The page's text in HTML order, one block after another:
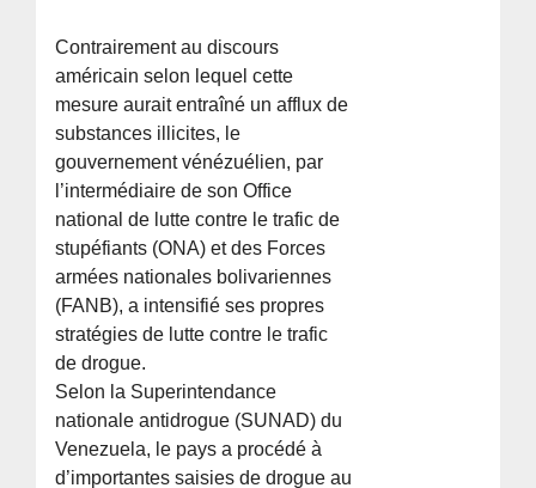
Contrairement au discours
américain selon lequel cette
mesure aurait entraîné un afflux de
substances illicites, le
gouvernement vénézuélien, par
l’intermédiaire de son Office
national de lutte contre le trafic de
stupéfiants (ONA) et des Forces
armées nationales bolivariennes
(FANB), a intensifié ses propres
stratégies de lutte contre le trafic
de drogue.
Selon la Superintendance
nationale antidrogue (SUNAD) du
Venezuela, le pays a procédé à
d’importantes saisies de drogue au